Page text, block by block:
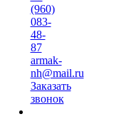
(960)
083-
48-
87
armak-
nh@mail.ru
Заказать
звонок